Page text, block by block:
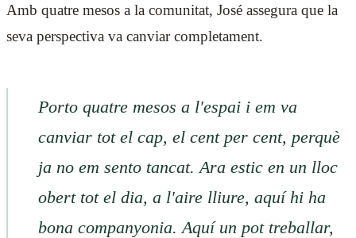
Amb quatre mesos a la comunitat, José assegura que la
seva perspectiva va canviar completament.
Porto quatre mesos a l'espai i em va
canviar tot el cap, el cent per cent, perquè
ja no em sento tancat. Ara estic en un lloc
obert tot el dia, a l'aire lliure, aquí hi ha
bona companyonia. Aquí un pot treballar,